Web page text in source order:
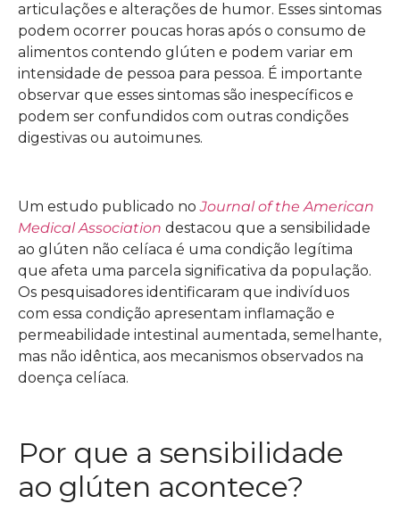
articulações e alterações de humor. Esses sintomas
podem ocorrer poucas horas após o consumo de
alimentos contendo glúten e podem variar em
intensidade de pessoa para pessoa. É importante
observar que esses sintomas são inespecíficos e
podem ser confundidos com outras condições
digestivas ou autoimunes.
Um estudo publicado noJournal of the American
Medical Association destacou que a sensibilidade
ao glúten não celíaca é uma condição legítima
que afeta uma parcela significativa da população.
Os pesquisadores identificaram que indivíduos
com essa condição apresentam inflamação e
permeabilidade intestinal aumentada, semelhante,
mas não idêntica, aos mecanismos observados na
doença celíaca.
Por que a sensibilidade
ao glúten acontece?